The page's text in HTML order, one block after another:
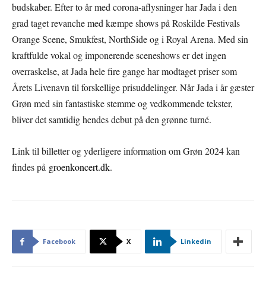
budskaber. Efter to år med corona-aflysninger har Jada i den
grad taget revanche med kæmpe shows på Roskilde Festivals
Orange Scene, Smukfest, NorthSide og i Royal Arena. Med sin
kraftfulde vokal og imponerende sceneshows er det ingen
overraskelse, at Jada hele fire gange har modtaget priser som
Årets Livenavn til forskellige prisuddelinger. Når Jada i år gæster
Grøn med sin fantastiske stemme og vedkommende tekster,
bliver det samtidig hendes debut på den grønne turné.
Link til billetter og yderligere information om Grøn 2024 kan
findes på groenkoncert.dk.
Facebook X Linkedin